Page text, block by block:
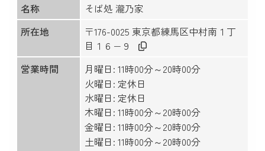
名称
そば処 瀧乃家
所在地
〒176-0025 東京都練馬区中村南１丁
目１６−９
営業時間
月曜日: 11時00分～20時00分
火曜日: 定休日
水曜日: 定休日
木曜日: 11時00分～20時00分
金曜日: 11時00分～20時00分
土曜日: 11時00分～20時00分